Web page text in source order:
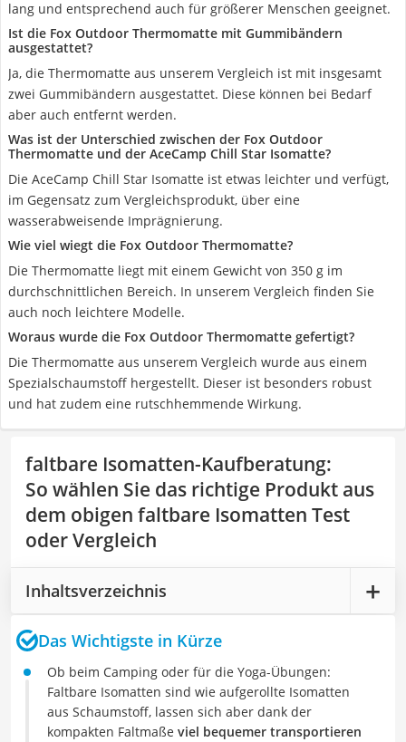
lang und entsprechend auch für größerer Menschen geeignet.
Ist die Fox Outdoor Thermomatte mit Gummibändern
ausgestattet?
Ja, die Thermomatte aus unserem Vergleich ist mit insgesamt
zwei Gummibändern ausgestattet. Diese können bei Bedarf
aber auch entfernt werden.
Was ist der Unterschied zwischen der Fox Outdoor
Thermomatte und der AceCamp Chill Star Isomatte?
Die AceCamp Chill Star Isomatte ist etwas leichter und verfügt,
im Gegensatz zum Vergleichsprodukt, über eine
wasserabweisende Imprägnierung.
Wie viel wiegt die Fox Outdoor Thermomatte?
Die Thermomatte liegt mit einem Gewicht von 350 g im
durchschnittlichen Bereich. In unserem Vergleich finden Sie
auch noch leichtere Modelle.
Woraus wurde die Fox Outdoor Thermomatte gefertigt?
Die Thermomatte aus unserem Vergleich wurde aus einem
Spezialschaumstoff hergestellt. Dieser ist besonders robust
und hat zudem eine rutschhemmende Wirkung.
faltbare Isomatten-Kaufberatung:
So wählen Sie das richtige Produkt aus
dem obigen faltbare Isomatten Test
oder Vergleich
Inhaltsverzeichnis
Das Wichtigste in Kürze
Ob beim Camping oder für die Yoga-Übungen:
Faltbare Isomatten sind wie aufgerollte Isomatten
aus Schaumstoff, lassen sich aber dank der
kompakten Faltmaße viel bequemer transportieren